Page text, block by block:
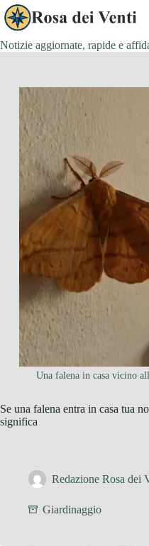
Salta
al
contenuto
Notizie aggiornate, rapide e
Una falena in casa vicino
Se una falena entra in casa tua
significa
Redazione Rosa dei
Giardinaggio